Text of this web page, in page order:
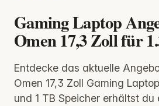
Gaming Laptop
Omen 17,3 Zoll für
Entdecke das aktuelle
Omen 17,3 Zoll Gaming
und 1 TB Speicher erhältst du